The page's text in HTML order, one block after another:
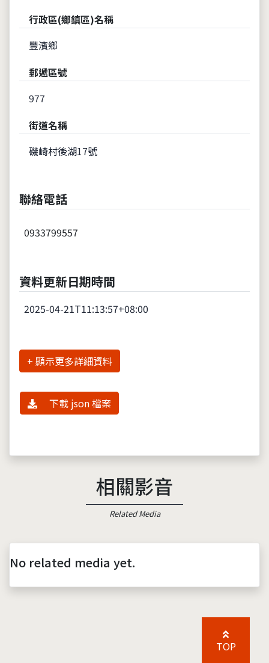
行政區(鄉鎮區)名稱
豐濱鄉
郵遞區號
977
街道名稱
磯崎村後湖17號
聯絡電話
0933799557
資料更新日期時間
2025-04-21T11:13:57+08:00
詳細資料
下載 json 檔案
相關影音
Related Media
No related media yet.
TOP